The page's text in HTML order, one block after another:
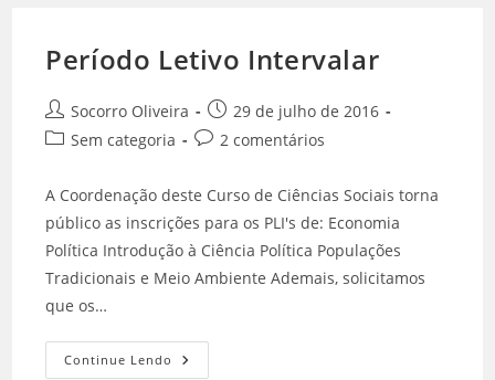
Período Letivo Intervalar
Socorro Oliveira
29 de julho de 2016
Sem categoria
2 comentários
A Coordenação deste Curso de Ciências Sociais torna
público as inscrições para os PLI's de: Economia
Política Introdução à Ciência Política Populações
Tradicionais e Meio Ambiente Ademais, solicitamos
que os…
Continue Lendo